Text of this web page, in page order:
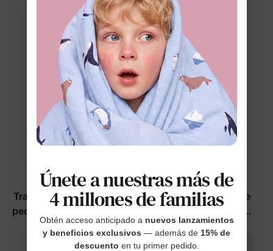
con protección UPF
PAW Patrol
Trajes de baño para niño
pequeño de 2 piezas con
animales en azul
profundo
$26.99
Nube de Bambú™
Pijama con cremallera de
2 vías para bebé Disney
Mickey y sus amigos,
color rosa
$24.99
Únete a nuestras más de
4 millones de familias
Obtén acceso anticipado a nuevos lanzamientos
y beneficios exclusivos — además de 15% de
descuento en tu primer pedido.